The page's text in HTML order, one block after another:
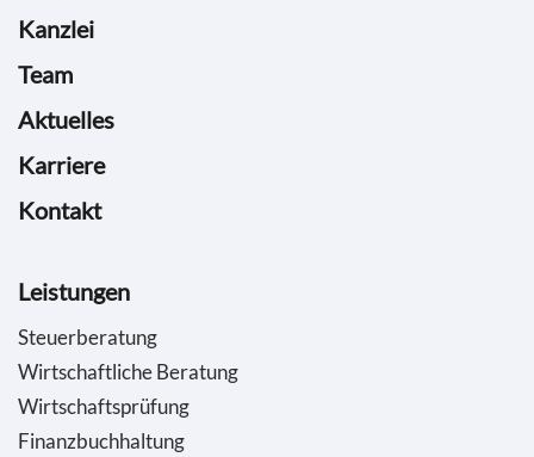
Kanzlei
Team
Aktuelles
Karriere
Kontakt
Leistungen
Steuerberatung
Wirtschaftliche Beratung
Wirtschaftsprüfung
Finanzbuchhaltung